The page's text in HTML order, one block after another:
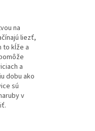
na
liezť,
to kĺže a
a
dobu ako
sú
v